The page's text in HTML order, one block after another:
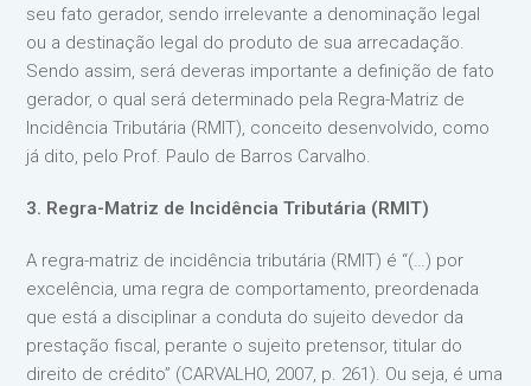
seu fato gerador, sendo irrelevante a denominação legal
ou a destinação legal do produto de sua arrecadação.
Sendo assim, será deveras importante a definição de fato
gerador, o qual será determinado pela Regra-Matriz de
Incidência Tributária (RMIT), conceito desenvolvido, como
já dito, pelo Prof. Paulo de Barros Carvalho.
3. Regra-Matriz de Incidência Tributária (RMIT)
A regra-matriz de incidência tributária (RMIT) é “(…) por
excelência, uma regra de comportamento, preordenada
que está a disciplinar a conduta do sujeito devedor da
prestação fiscal, perante o sujeito pretensor, titular do
direito de crédito” (CARVALHO, 2007, p. 261). Ou seja, é uma